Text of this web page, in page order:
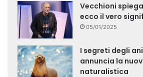
Vecchioni
ecco il vero
05/01/2025
I segreti degli
annuncia la
naturalistica